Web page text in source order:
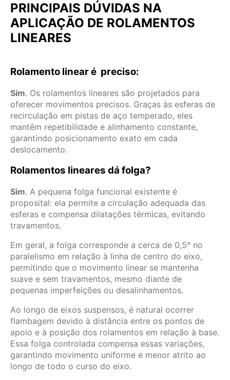
PRINCIPAIS DÚVIDAS NA
APLICAÇÃO DE ROLAMENTOS
LINEARES
Rolamento linear é preciso:
Sim. Os rolamentos lineares são projetados para
oferecer movimentos precisos. Graças às esferas de
recirculação em pistas de aço temperado, eles
mantêm repetibilidade e alinhamento constante,
garantindo posicionamento exato em cada
deslocamento.
Rolamentos lineares dá folga?
Sim. A pequena folga funcional existente é
proposital: ela permite a circulação adequada das
esferas e compensa dilatações térmicas, evitando
travamentos.
Em geral, a folga corresponde a cerca de 0,5° no
paralelismo em relação à linha de centro do eixo,
permitindo que o movimento linear se mantenha
suave e sem travamentos, mesmo diante de
pequenas imperfeições ou desalinhamentos.
Ao longo de eixos suspensos, é natural ocorrer
flambagem devido à distância entre os pontos de
apoio e à posição dos rolamentos em relação à base.
Essa folga controlada compensa essas variações,
garantindo movimento uniforme e menor atrito ao
longo de todo o curso do eixo.